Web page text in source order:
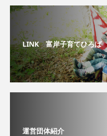
LINK 富岸子育てひろば
運営団体紹介